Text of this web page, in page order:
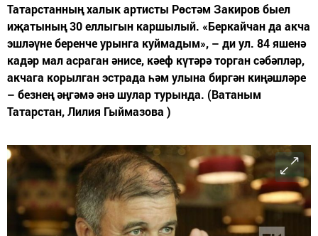
Татарстанның халык артисты Рөстәм Закиров быел
иҗатының 30 еллыгын каршылый. «Беркайчан да акча
эшләүне беренче урынга куймадым», – ди ул. 84 яшенә
кадәр мал асраган әнисе, кәеф күтәрә торган сәбәпләр,
акчага корылган эстрада һәм улына биргән киңәшләре
– безнең әңгәмә әнә шулар турында. (Ватаным
Татарстан, Лилия Гыймазова )